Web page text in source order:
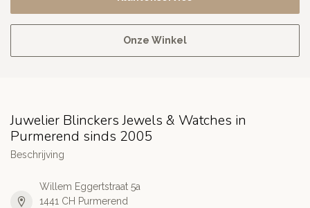
Onze Winkel
Juwelier Blinckers Jewels & Watches in
Purmerend sinds 2005
Beschrijving
Willem Eggertstraat 5a
1441 CH Purmerend